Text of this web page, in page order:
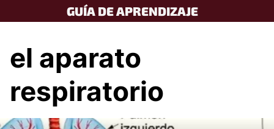
to
GUÍA DE APRENDIZAJE
el aparato
respiratorio